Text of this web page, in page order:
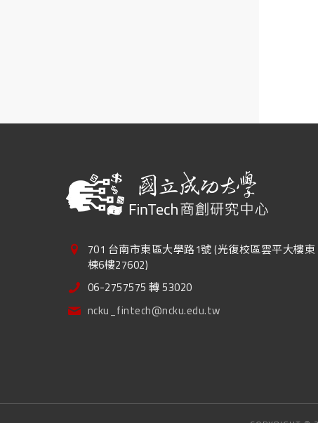
701 台南市東區大學路1號 (光復校區雲平大樓東
棟6樓27602)
06-2757575 轉 53020
ncku_fintech@ncku.edu.tw